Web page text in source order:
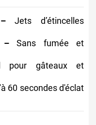
Jets d’étincelles
–Sans fumée et
pour gâteaux et
60 secondes d'éclat